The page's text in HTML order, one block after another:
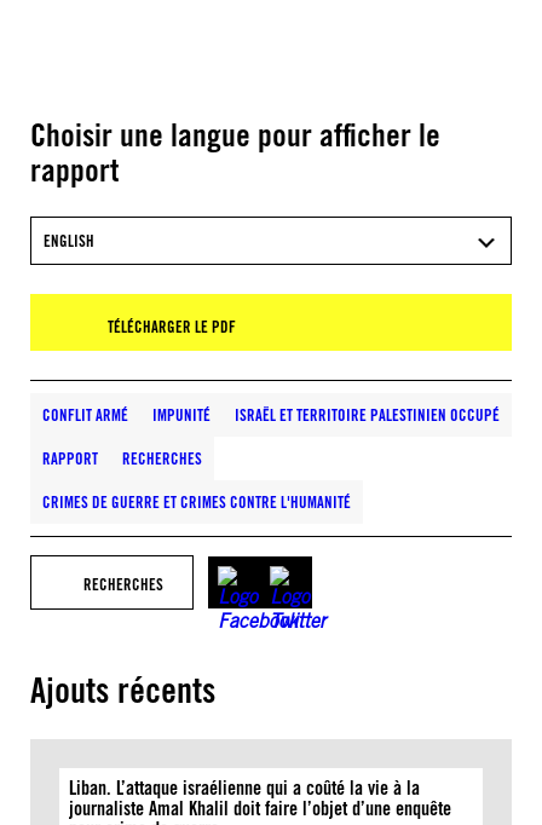
Choisir une langue pour afficher le
rapport
ENGLISH
TÉLÉCHARGER LE PDF
CONFLIT ARMÉ IMPUNITÉ ISRAËL ET TERRITOIRE PALESTINIEN OCCUPÉ
RAPPORT RECHERCHES
CRIMES DE GUERRE ET CRIMES CONTRE L'HUMANITÉ
RECHERCHES
Ajouts récents
Liban. L’attaque israélienne qui a coûté la vie à la
journaliste Amal Khalil doit faire l’objet d’une enquête